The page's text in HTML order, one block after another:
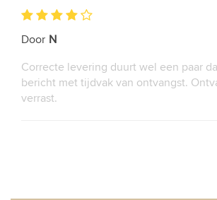
Door N
Correcte levering duurt wel een paar
bericht met tijdvak van ontvangst.
verrast.